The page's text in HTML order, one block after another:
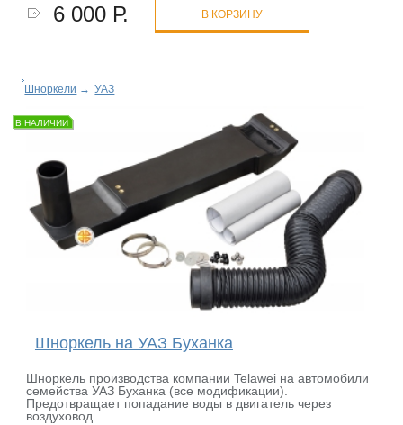
6 000 Р. В КОРЗИНУ
Шноркели → УАЗ
В НАЛИЧИИ
Шноркель на УАЗ Буханка
Шноркель производства компании Telawei на автомобили
семейства УАЗ Буханка (все модификации).
Предотвращает попадание воды в двигатель через
воздуховод.